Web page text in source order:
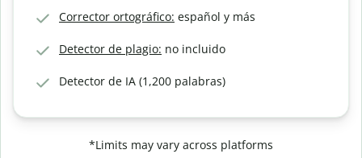
Corrector ortográfico: español y más
Detector de plagio: no incluido
Detector de IA (1,200 palabras)
*Limits may vary across platforms